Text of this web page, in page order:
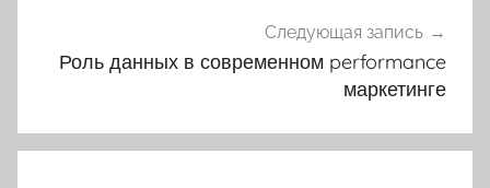
Следующая запись
Роль данных в современном performance
маркетинге